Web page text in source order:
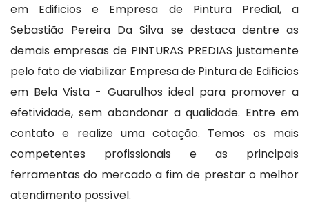
em Edificios e Empresa de Pintura Predial, a
Sebastião Pereira Da Silva se destaca dentre as
demais empresas de PINTURAS PREDIAS justamente
pelo fato de viabilizar Empresa de Pintura de Edificios
em Bela Vista - Guarulhos ideal para promover a
efetividade, sem abandonar a qualidade. Entre em
contato e realize uma cotação. Temos os mais
competentes profissionais e as principais
ferramentas do mercado a fim de prestar o melhor
atendimento possível.